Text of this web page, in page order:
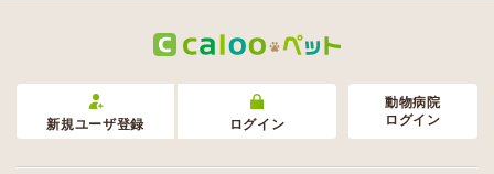
新規ユーザ登録 ログイン
動物病院
ログイン